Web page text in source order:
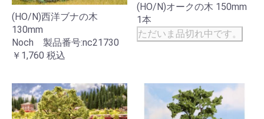
(HO/N)西洋ブナの木
130mm
Noch 製品番号:nc21730
￥1,760 税込
(HO/N)オークの木 150mm
1本
ただいま品切れ中です。